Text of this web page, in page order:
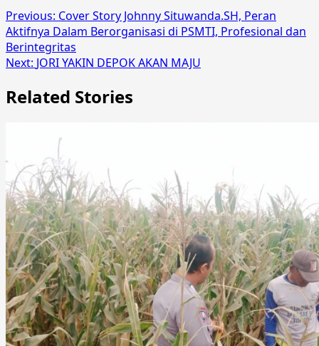
Previous: Cover Story Johnny Situwanda.SH, Peran
Aktifnya Dalam Berorganisasi di PSMTI, Profesional dan
Berintegritas
Next: JORI YAKIN DEPOK AKAN MAJU
Related Stories